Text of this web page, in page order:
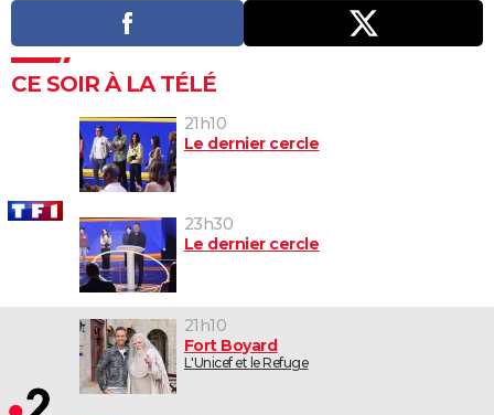
CE SOIR À LA TÉLÉ
21h10
Le dernier cercle
23h30
Le dernier cercle
21h10
Fort Boyard
L'Unicef et le Refuge